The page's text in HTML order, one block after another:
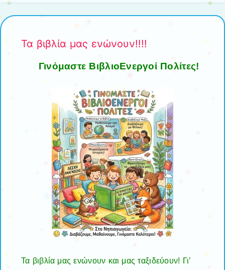
Τα βιβλία μας ενώνουν!!!!
Γινόμαστε ΒιβλιοΕνεργοί Πολίτες!
Τα βιβλία μας ενώνουν και μας ταξιδεύουν! Γι’